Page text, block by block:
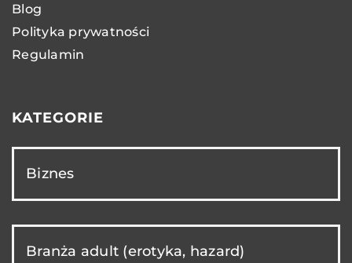
Blog
Polityka prywatności
Regulamin
KATEGORIE
Biznes
Branża adult (erotyka, hazard)